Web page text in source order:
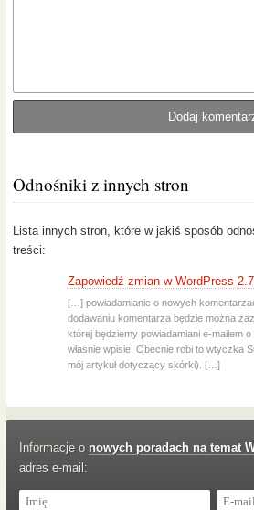
Odnośniki z innych stron
Lista innych stron, które w jakiś sposób
treści:
Zapowiedź zmian w WordPress 2.7
[…] powiadamianie o nowych
dodawaniu komentarza będzie można
której będziemy powiadamiani e-mailem
właśnie wpisie. Obecnie robi to wtyczka
mój artykuł dotyczący skórki). […]
Informacje o nowych poradach na temat
adres e-mail: